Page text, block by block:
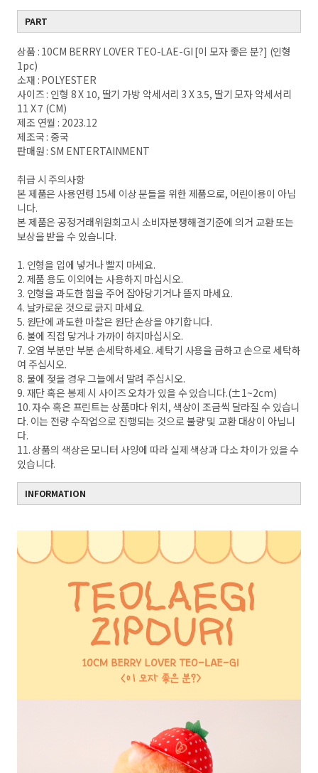
PART
상품 : 10CM BERRY LOVER TEO-LAE-GI [이 모자 좋은 분?] (인형
1pc)
소재 : POLYESTER
사이즈 : 인형 8 X 10, 딸기 가방 악세서리 3 X 3.5, 딸기 모자 악세서리
11 X 7 (CM)
제조 연월 : 2023.12
제조국 : 중국
판매원 : SM ENTERTAINMENT
취급 시 주의사항
본 제품은 사용연령 15세 이상 분들을 위한 제품으로, 어린이용이 아닙
니다.
본 제품은 공정거래위원회고시 소비자분쟁해결기준에 의거 교환 또는
보상을 받을 수 있습니다.
1. 인형을 입에 넣거나 빨지 마세요.
2. 제품 용도 이외에는 사용하지 마십시오.
3. 인형을 과도한 힘을 주어 잡아당기거나 뜯지 마세요.
4. 날카로운 것으로 긁지 마세요.
5. 원단에 과도한 마찰은 원단 손상을 야기합니다.
6. 불에 직접 닿거나 가까이 하지마십시오.
7. 오염 부분만 부분 손세탁하세요. 세탁기 사용을 금하고 손으로 세탁하
여 주십시오.
8. 물에 젖을 경우 그늘에서 말려 주십시오.
9. 재단 혹은 봉제 시 사이즈 오차가 있을 수 있습니다.(±1~2cm)
10. 자수 혹은 프린트는 상품마다 위치, 색상이 조금씩 달라질 수 있습니
다. 이는 전량 수작업으로 진행되는 것으로 불량 및 교환 대상이 아닙니
다.
11. 상품의 색상은 모니터 사양에 따라 실제 색상과 다소 차이가 있을 수
있습니다.
INFORMATION